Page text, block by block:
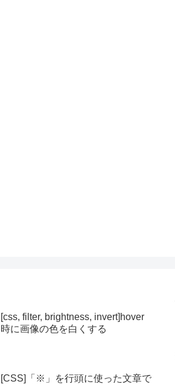
[css, filter, brightness, invert]hover
時に画像の色を白くする
[CSS]「※」を行頭に使った文章で